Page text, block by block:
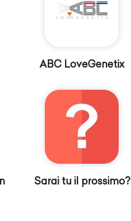
ABC LoveGenetix
Sarai tu il prossimo?